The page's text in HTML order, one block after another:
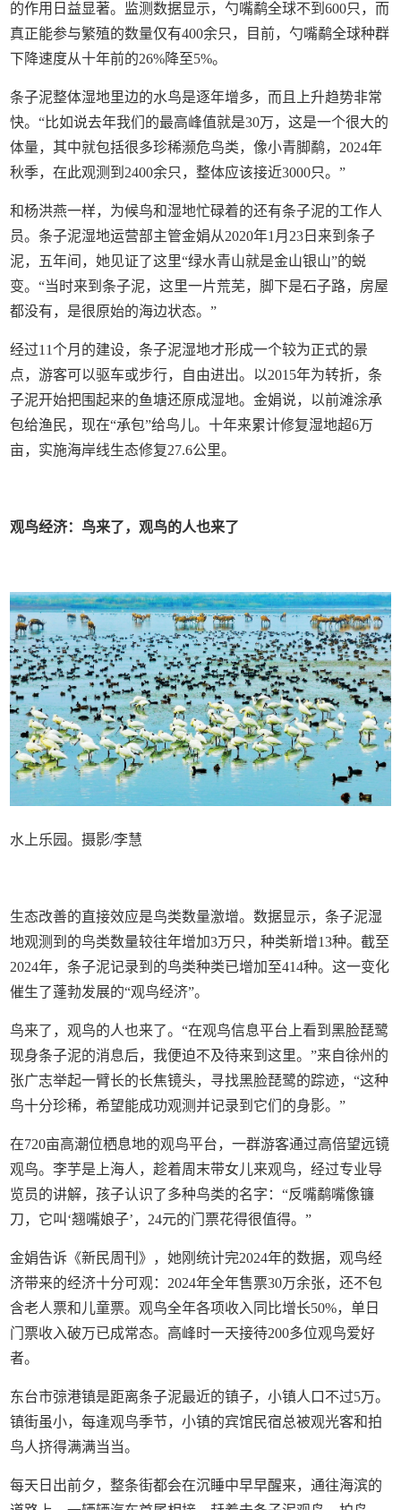
的作用日益显著。监测数据显示，勺嘴鹬全球不到600只，而
真正能参与繁殖的数量仅有400余只，目前，勺嘴鹬全球种群
下降速度从十年前的26%降至5%。
条子泥整体湿地里边的水鸟是逐年增多，而且上升趋势非常
快。“比如说去年我们的最高峰值就是30万，这是一个很大的
体量，其中就包括很多珍稀濒危鸟类，像小青脚鹬，2024年
秋季，在此观测到2400余只，整体应该接近3000只。”
和杨洪燕一样，为候鸟和湿地忙碌着的还有条子泥的工作人
员。条子泥湿地运营部主管金娟从2020年1月23日来到条子
泥，五年间，她见证了这里“绿水青山就是金山银山”的蜕
变。“当时来到条子泥，这里一片荒芜，脚下是石子路，房屋
都没有，是很原始的海边状态。”
经过11个月的建设，条子泥湿地才形成一个较为正式的景
点，游客可以驱车或步行，自由进出。以2015年为转折，条
子泥开始把围起来的鱼塘还原成湿地。金娟说，以前滩涂承
包给渔民，现在“承包”给鸟儿。十年来累计修复湿地超6万
亩，实施海岸线生态修复27.6公里。
观鸟经济：鸟来了，观鸟的人也来了
水上乐园。摄影/李慧
生态改善的直接效应是鸟类数量激增。数据显示，条子泥湿
地观测到的鸟类数量较往年增加3万只，种类新增13种。截至
2024年，条子泥记录到的鸟类种类已增加至414种。这一变化
催生了蓬勃发展的“观鸟经济”。
鸟来了，观鸟的人也来了。“在观鸟信息平台上看到黑脸琵鹭
现身条子泥的消息后，我便迫不及待来到这里。”来自徐州的
张广志举起一臂长的长焦镜头，寻找黑脸琵鹭的踪迹，“这种
鸟十分珍稀，希望能成功观测并记录到它们的身影。”
在720亩高潮位栖息地的观鸟平台，一群游客通过高倍望远镜
观鸟。李芋是上海人，趁着周末带女儿来观鸟，经过专业导
览员的讲解，孩子认识了多种鸟类的名字：“反嘴鹬嘴像镰
刀，它叫‘翘嘴娘子’，24元的门票花得很值得。”
金娟告诉《新民周刊》，她刚统计完2024年的数据，观鸟经
济带来的经济十分可观：2024年全年售票30万余张，还不包
含老人票和儿童票。观鸟全年各项收入同比增长50%，单日
门票收入破万已成常态。高峰时一天接待200多位观鸟爱好
者。
东台市弶港镇是距离条子泥最近的镇子，小镇人口不过5万。
镇街虽小，每逢观鸟季节，小镇的宾馆民宿总被观光客和拍
鸟人挤得满满当当。
每天日出前夕，整条街都会在沉睡中早早醒来，通往海滨的